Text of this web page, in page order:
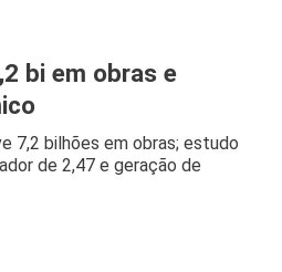
bi em obras e
7,2 bilhões em obras; estudo
de 2,47 e geração de